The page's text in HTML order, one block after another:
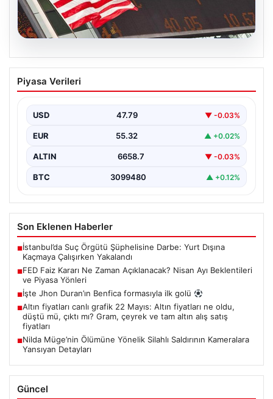
08.08.2026
FED Faiz Kararı Ne Zaman Açıklanacak?
Nisan Ayı Beklentileri ve Piyasa Yönleri
alacağı faiz kararları, finans piyasalarının yönünü
belirlemede kritik…
Piyasa Verileri
USD 47.79 ▼ -0.03%
EUR 55.32 ▲ +0.02%
ALTIN 6658.7 ▼ -0.03%
BTC 3099480 ▲ +0.12%
Son Eklenen Haberler
■İstanbul’da Suç Örgütü Şüphelisine Darbe: Yurt Dışına
Kaçmaya Çalışırken Yakalandı
■FED Faiz Kararı Ne Zaman Açıklanacak? Nisan Ayı Beklentileri
ve Piyasa Yönleri
■İşte Jhon Duran’ın Benfica formasıyla ilk golü
■Altın fiyatları canlı grafik 22 Mayıs: Altın fiyatları ne oldu,
düştü mü, çıktı mı? Gram, çeyrek ve tam altın alış satış
fiyatları
■Nilda Müge’nin Ölümüne Yönelik Silahlı Saldırının Kameralara
Yansıyan Detayları
Güncel